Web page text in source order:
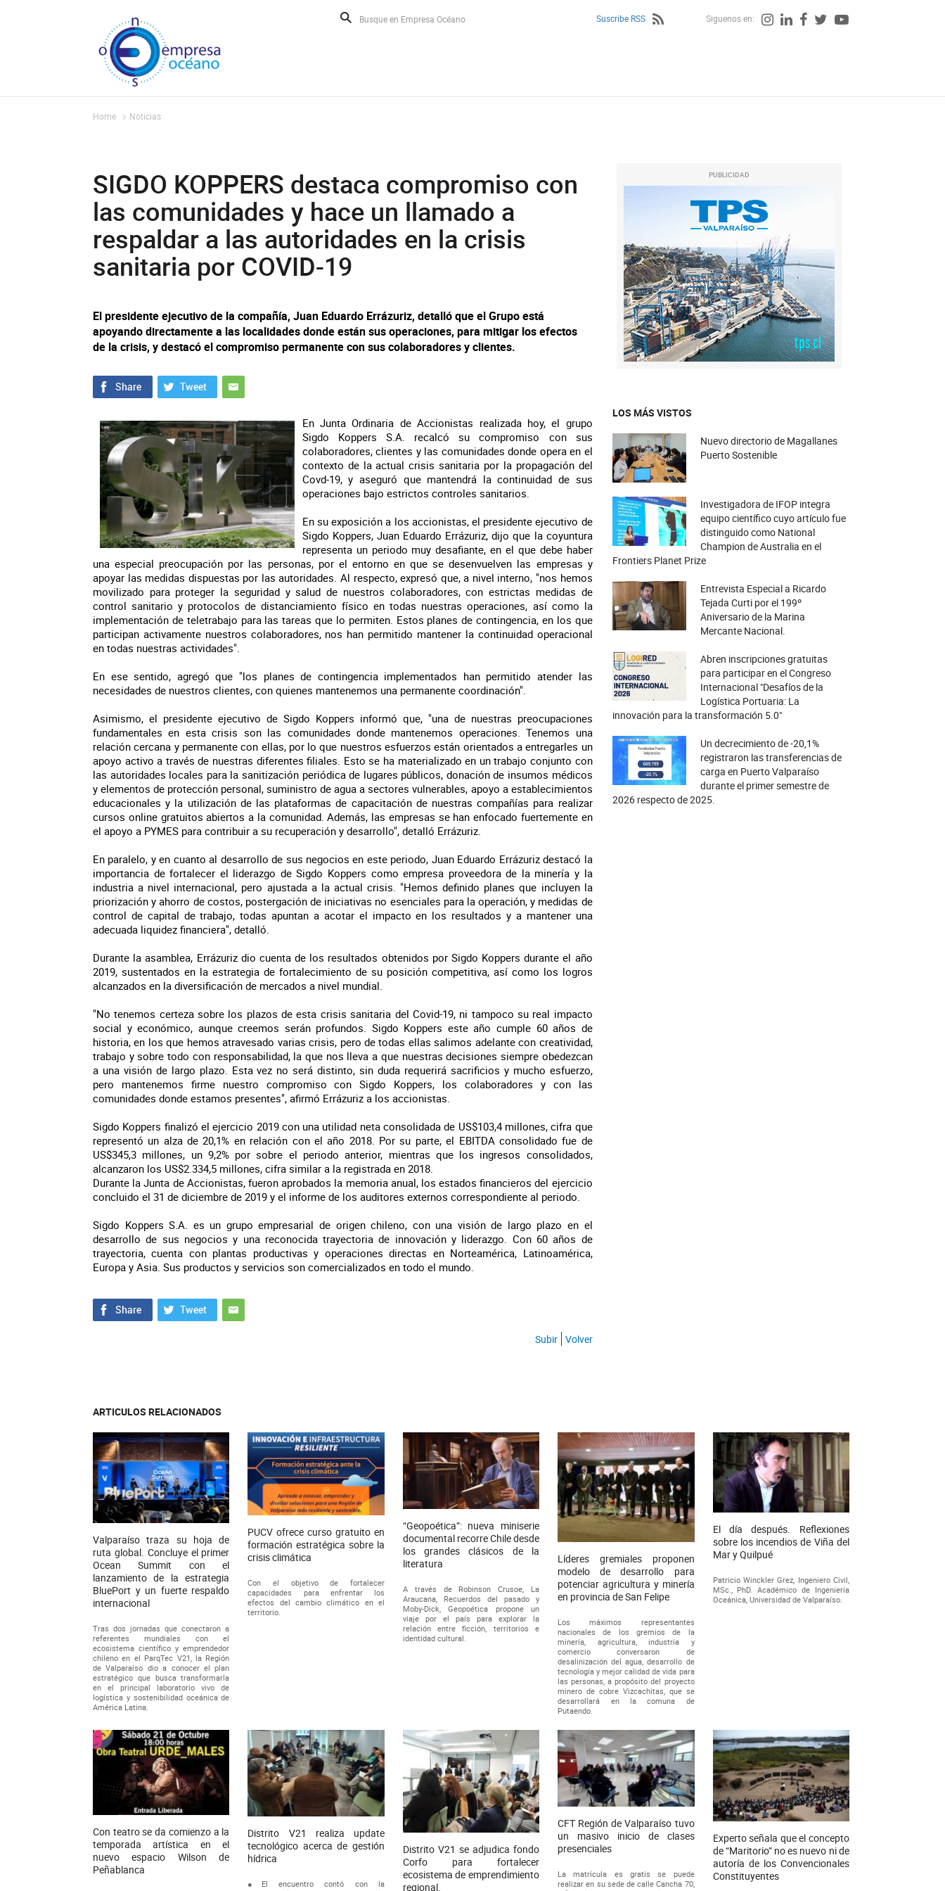
Suscribe RSS Siguenos en:
Home Noticias
SIGDO KOPPERS destaca compromiso con
las comunidades y hace un llamado a
respaldar a las autoridades en la crisis
sanitaria por COVID-19
El presidente ejecutivo de la compañía, Juan Eduardo Errázuriz, detalló que el Grupo está
apoyando directamente a las localidades donde están sus operaciones, para mitigar los efectos
de la crisis, y destacó el compromiso permanente con sus colaboradores y clientes.
En Junta Ordinaria de Accionistas realizada hoy, el grupo
Sigdo Koppers S.A. recalcó su compromiso con sus
colaboradores, clientes y las comunidades donde opera en el
contexto de la actual crisis sanitaria por la propagación del
Covd-19, y aseguró que mantendrá la continuidad de sus
operaciones bajo estrictos controles sanitarios.
En su exposición a los accionistas, el presidente ejecutivo de
Sigdo Koppers, Juan Eduardo Errázuriz, dijo que la coyuntura
representa un periodo muy desafiante, en el que debe haber
una especial preocupación por las personas, por el entorno en que se desenvuelven las empresas y
apoyar las medidas dispuestas por las autoridades. Al respecto, expresó que, a nivel interno, "nos hemos
movilizado para proteger la seguridad y salud de nuestros colaboradores, con estrictas medidas de
control sanitario y protocolos de distanciamiento físico en todas nuestras operaciones, así como la
implementación de teletrabajo para las tareas que lo permiten. Estos planes de contingencia, en los que
participan activamente nuestros colaboradores, nos han permitido mantener la continuidad operacional
en todas nuestras actividades".
En ese sentido, agregó que "los planes de contingencia implementados han permitido atender las
necesidades de nuestros clientes, con quienes mantenemos una permanente coordinación".
Asimismo, el presidente ejecutivo de Sigdo Koppers informó que, "una de nuestras preocupaciones
fundamentales en esta crisis son las comunidades donde mantenemos operaciones. Tenemos una
relación cercana y permanente con ellas, por lo que nuestros esfuerzos están orientados a entregarles un
apoyo activo a través de nuestras diferentes filiales. Esto se ha materializado en un trabajo conjunto con
las autoridades locales para la sanitización periódica de lugares públicos, donación de insumos médicos
y elementos de protección personal, suministro de agua a sectores vulnerables, apoyo a establecimientos
educacionales y la utilización de las plataformas de capacitación de nuestras compañías para realizar
cursos online gratuitos abiertos a la comunidad. Además, las empresas se han enfocado fuertemente en
el apoyo a PYMES para contribuir a su recuperación y desarrollo", detalló Errázuriz.
En paralelo, y en cuanto al desarrollo de sus negocios en este periodo, Juan Eduardo Errázuriz destacó la
importancia de fortalecer el liderazgo de Sigdo Koppers como empresa proveedora de la minería y la
industria a nivel internacional, pero ajustada a la actual crisis. "Hemos definido planes que incluyen la
priorización y ahorro de costos, postergación de iniciativas no esenciales para la operación, y medidas de
control de capital de trabajo, todas apuntan a acotar el impacto en los resultados y a mantener una
adecuada liquidez financiera", detalló.
Durante la asamblea, Errázuriz dio cuenta de los resultados obtenidos por Sigdo Koppers durante el año
2019, sustentados en la estrategia de fortalecimiento de su posición competitiva, así como los logros
alcanzados en la diversificación de mercados a nivel mundial.
"No tenemos certeza sobre los plazos de esta crisis sanitaria del Covid-19, ni tampoco su real impacto
social y económico, aunque creemos serán profundos. Sigdo Koppers este año cumple 60 años de
historia, en los que hemos atravesado varias crisis, pero de todas ellas salimos adelante con creatividad,
trabajo y sobre todo con responsabilidad, la que nos lleva a que nuestras decisiones siempre obedezcan
a una visión de largo plazo. Esta vez no será distinto, sin duda requerirá sacrificios y mucho esfuerzo,
pero mantenemos firme nuestro compromiso con Sigdo Koppers, los colaboradores y con las
comunidades donde estamos presentes", afirmó Errázuriz a los accionistas.
Sigdo Koppers finalizó el ejercicio 2019 con una utilidad neta consolidada de US$103,4 millones, cifra que
representó un alza de 20,1% en relación con el año 2018. Por su parte, el EBITDA consolidado fue de
US$345,3 millones, un 9,2% por sobre el periodo anterior, mientras que los ingresos consolidados,
alcanzaron los US$2.334,5 millones, cifra similar a la registrada en 2018.
Durante la Junta de Accionistas, fueron aprobados la memoria anual, los estados financieros del ejercicio
concluido el 31 de diciembre de 2019 y el informe de los auditores externos correspondiente al periodo.
Sigdo Koppers S.A. es un grupo empresarial de origen chileno, con una visión de largo plazo en el
desarrollo de sus negocios y una reconocida trayectoria de innovación y liderazgo. Con 60 años de
trayectoria, cuenta con plantas productivas y operaciones directas en Norteamérica, Latinoamérica,
Europa y Asia. Sus productos y servicios son comercializados en todo el mundo.
Subir Volver
PUBLICIDAD
LOS MÁS VISTOS
Nuevo directorio de Magallanes
Puerto Sostenible
Investigadora de IFOP integra
equipo científico cuyo artículo fue
distinguido como National
Champion de Australia en el
Frontiers Planet Prize
Entrevista Especial a Ricardo
Tejada Curti por el 199º
Aniversario de la Marina
Mercante Nacional.
Abren inscripciones gratuitas
para participar en el Congreso
Internacional "Desafíos de la
Logística Portuaria: La
innovación para la transformación 5.0"
Un decrecimiento de -20,1%
registraron las transferencias de
carga en Puerto Valparaíso
durante el primer semestre de
2026 respecto de 2025.
ARTICULOS RELACIONADOS
Valparaíso traza su hoja de
ruta global. Concluye el primer
Ocean Summit con el
lanzamiento de la estrategia
BluePort y un fuerte respaldo
internacional
Tras dos jornadas que conectaron a
referentes mundiales con el
ecosistema científico y emprendedor
chileno en el ParqTec V21, la Región
de Valparaíso dio a conocer el plan
estratégico que busca transformarla
en el principal laboratorio vivo de
logística y sostenibilidad oceánica de
América Latina.
PUCV ofrece curso gratuito en
formación estratégica sobre la
crisis climática
Con el objetivo de fortalecer
capacidades para enfrentar los
efectos del cambio climático en el
territorio.
“Geopoética”: nueva miniserie
documental recorre Chile desde
los grandes clásicos de la
literatura
A través de Robinson Crusoe, La
Araucana, Recuerdos del pasado y
Moby-Dick, Geopoética propone un
viaje por el país para explorar la
relación entre ficción, territorios e
identidad cultural.
Líderes gremiales proponen
modelo de desarrollo para
potenciar agricultura y minería
en provincia de San Felipe
Los máximos representantes
nacionales de los gremios de la
minería, agricultura, industria y
comercio conversaron de
desalinización del agua, desarrollo de
tecnología y mejor calidad de vida para
las personas, a propósito del proyecto
minero de cobre Vizcachitas, que se
desarrollará en la comuna de
Putaendo.
El día después. Reflexiones
sobre los incendios de Viña del
Mar y Quilpué
Patricio Winckler Grez, Ingeniero Civil,
MSc., PhD. Académico de Ingeniería
Oceánica, Universidad de Valparaíso.
Con teatro se da comienzo a la
temporada artística en el
nuevo espacio Wilson de
Peñablanca
Distrito V21 realiza update
tecnológico acerca de gestión
hídrica
●El encuentro contó con la
Distrito V21 se adjudica fondo
Corfo para fortalecer
ecosistema de emprendimiento
regional.
CFT Región de Valparaíso tuvo
un masivo inicio de clases
presenciales
La matrícula es gratis se puede
realizar en su sede de calle Cancha 70,
Experto señala que el concepto
de “Maritorio” no es nuevo ni de
autoría de los Convencionales
Constituyentes